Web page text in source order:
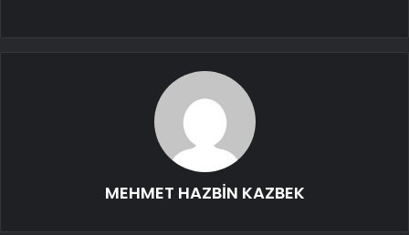
MEHMET HAZBİN KAZBEK